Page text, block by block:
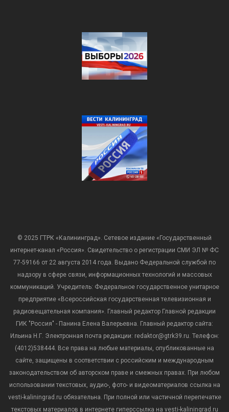
© 2025 ГТРК «Калининград». Сетевое издание «Государственный
интернет-канал «Россия». Свидетельство о регистрации СМИ ЭЛ № ФС
77-59166 от 22 августа 2014 года. Выдано Федеральной службой по
надзору в сфере связи, информационных технологий и массовых
коммуникаций. Учредитель: Федеральное государственное унитарное
предприятие «Всероссийская государственная телевизионная и
радиовещательная компания». Главный редактор Главной редакции
ГИК "Россия" - Панина Елена Валерьевна. Главный редактор сайта:
Ильина Н.Г. Электронная почта редакции: redaktor@gtrk39.ru. Телефон:
(4012)538444. Все права на любые материалы, опубликованные на
сайте, защищены в соответствии с российским и международным
законодательством об авторском праве и смежных правах. При любом
использовании текстовых, аудио-, фото- и видеоматериалов ссылка на
vesti-kaliningrad.ru обязательна. При полной или частичной перепечатке
текстовых материалов в интернете гиперссылка на vesti-kaliningrad.ru